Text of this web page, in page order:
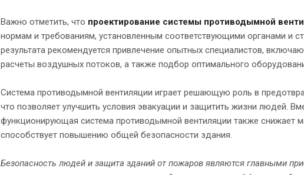
Важно отметить, что проектирование системы противодымной
нормам и требованиям, установленным соответствующими органами и
результата рекомендуется привлечение опытных специалистов,
расчеты воздушных потоков, а также подбор оптимального
Система противодымной вентиляции играет решающую роль в
что позволяет улучшить условия эвакуации и защитить жизни людей.
функционирующая система противодымной вентиляции также снижает
способствует повышению общей безопасности здания.
Безопасность людей и защита зданий от пожаров являются главными